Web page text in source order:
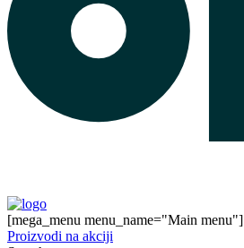
[mega_menu menu_name="Main menu"]
Proizvodi na akciji